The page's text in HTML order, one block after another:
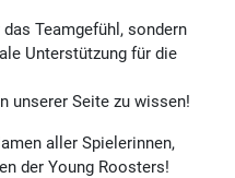
Teamgefühl, sondern
Unterstützung für die
unserer Seite zu wissen!
aller Spielerinnen,
der Young Roosters!